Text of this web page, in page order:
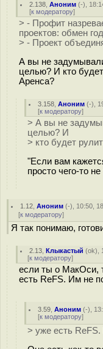
2.138 ,Аноним (-),
[к модератору]
> - Профит
проектов: обмен
> - Проект
А вы не
целью? И кто
Аренса?
3.158 ,Аноним (-),
[к модератору]
> А вы не
целью? И
> кто будет
"Если вам
просто чего-то
1.12 ,Аноним (-), 10:50,
[к модератору]
Я так понимаю,
2.13 ,Клыкастый (ok),
[к модератору]
если ты о МакОси,
есть ReFS. Им не
3.59 ,Аноним (-),
[к модератору]
> уже есть